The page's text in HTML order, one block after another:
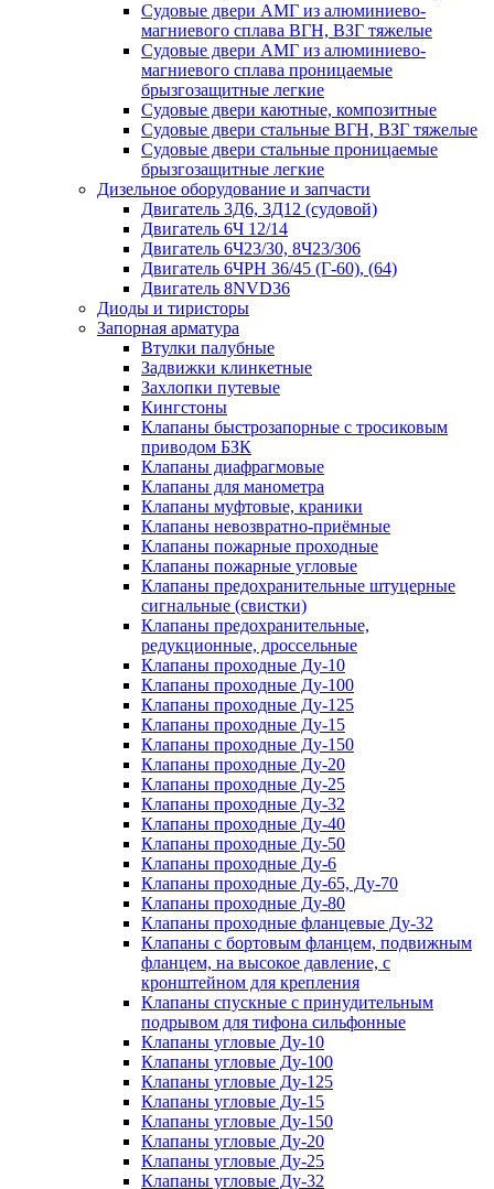
Судовые двери АМГ из алюминиево-
магниевого сплава ВГН, ВЗГ тяжелые
Судовые двери АМГ из алюминиево-
магниевого сплава проницаемые
брызгозащитные легкие
Судовые двери каютные, композитные
Судовые двери стальные ВГН, ВЗГ тяжелые
Судовые двери стальные проницаемые
брызгозащитные легкие
Дизельное оборудование и запчасти
Двигатель 3Д6, 3Д12 (судовой)
Двигатель 6Ч 12/14
Двигатель 6Ч23/30, 8Ч23/306
Двигатель 6ЧРН 36/45 (Г-60), (64)
Двигатель 8NVD36
Диоды и тиристоры
Запорная арматура
Втулки палубные
Задвижки клинкетные
Захлопки путевые
Кингстоны
Клапаны быстрозапорные с тросиковым
приводом БЗК
Клапаны диафрагмовые
Клапаны для манометра
Клапаны муфтовые, краники
Клапаны невозвратно-приёмные
Клапаны пожарные проходные
Клапаны пожарные угловые
Клапаны предохранительные штуцерные
сигнальные (свистки)
Клапаны предохранительные,
редукционные, дроссельные
Клапаны проходные Ду-10
Клапаны проходные Ду-100
Клапаны проходные Ду-125
Клапаны проходные Ду-15
Клапаны проходные Ду-150
Клапаны проходные Ду-20
Клапаны проходные Ду-25
Клапаны проходные Ду-32
Клапаны проходные Ду-40
Клапаны проходные Ду-50
Клапаны проходные Ду-6
Клапаны проходные Ду-65, Ду-70
Клапаны проходные Ду-80
Клапаны проходные фланцевые Ду-32
Клапаны с бортовым фланцем, подвижным
фланцем, на высокое давление, с
кронштейном для крепления
Клапаны спускные с принудительным
подрывом для тифона сильфонные
Клапаны угловые Ду-10
Клапаны угловые Ду-100
Клапаны угловые Ду-125
Клапаны угловые Ду-15
Клапаны угловые Ду-150
Клапаны угловые Ду-20
Клапаны угловые Ду-25
Клапаны угловые Ду-32